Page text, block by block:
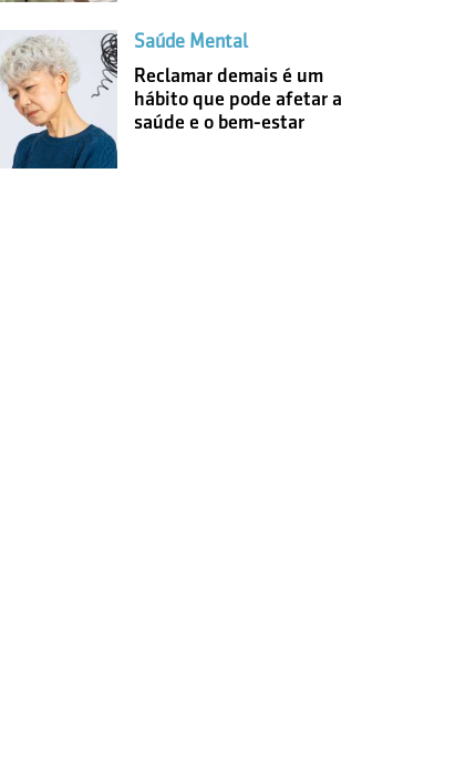
Saúde Mental
Reclamar demais é um
hábito que pode afetar a
saúde e o bem-estar